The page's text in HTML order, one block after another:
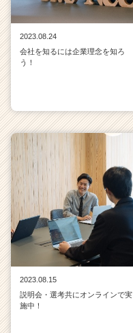
2023.08.24
会社を知るには企業理念を知ろ
う！
2023.08.15
説明会・選考共にオンラインで実
施中！